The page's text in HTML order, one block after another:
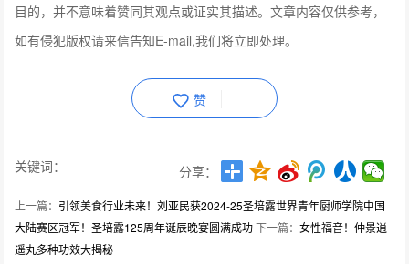
目的，并不意味着赞同其观点或证实其描述。文章内容仅供参考，
如有侵犯版权请来信告知E-mail,我们将立即处理。
赞
关键词： 分享：
上一篇： 引领美食行业未来！刘亚民获2024-25圣培露世界青年厨师学院中国
大陆赛区冠军！圣培露125周年诞辰晚宴圆满成功下一篇：女性福音！仲景逍
遥丸多种功效大揭秘